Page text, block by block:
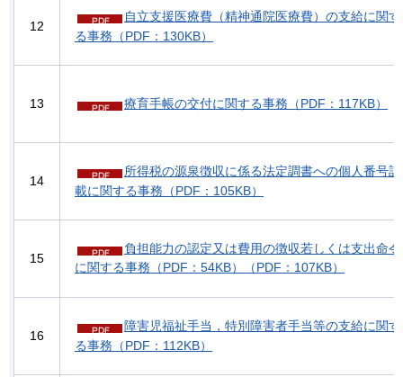
12
自立支援医療費（精神通院医療費）の支給に関す
る事務（PDF：130KB）
13 療育手帳の交付に関する事務（PDF：117KB）
14
所得税の源泉徴収に係る法定調書への個人番号記
載に関する事務（PDF：105KB）
15
負担能力の認定又は費用の徴収若しくは支出命令
に関する事務（PDF：54KB）（PDF：107KB）
16
障害児福祉手当，特別障害者手当等の支給に関す
る事務（PDF：112KB）